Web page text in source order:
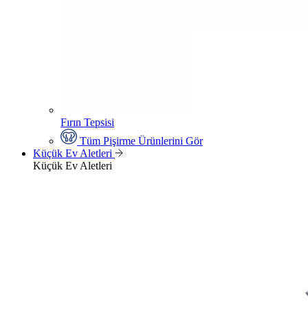
Fırın Tepsisi
Tüm Pişirme Ürünlerini Gör
Küçük Ev Aletleri
Küçük Ev Aletleri